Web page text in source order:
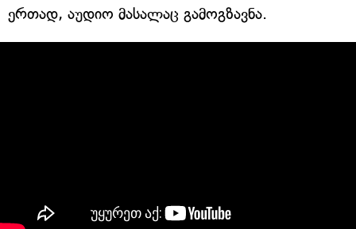
ერთად, აუდიო მასალაც გამოგზავნა.